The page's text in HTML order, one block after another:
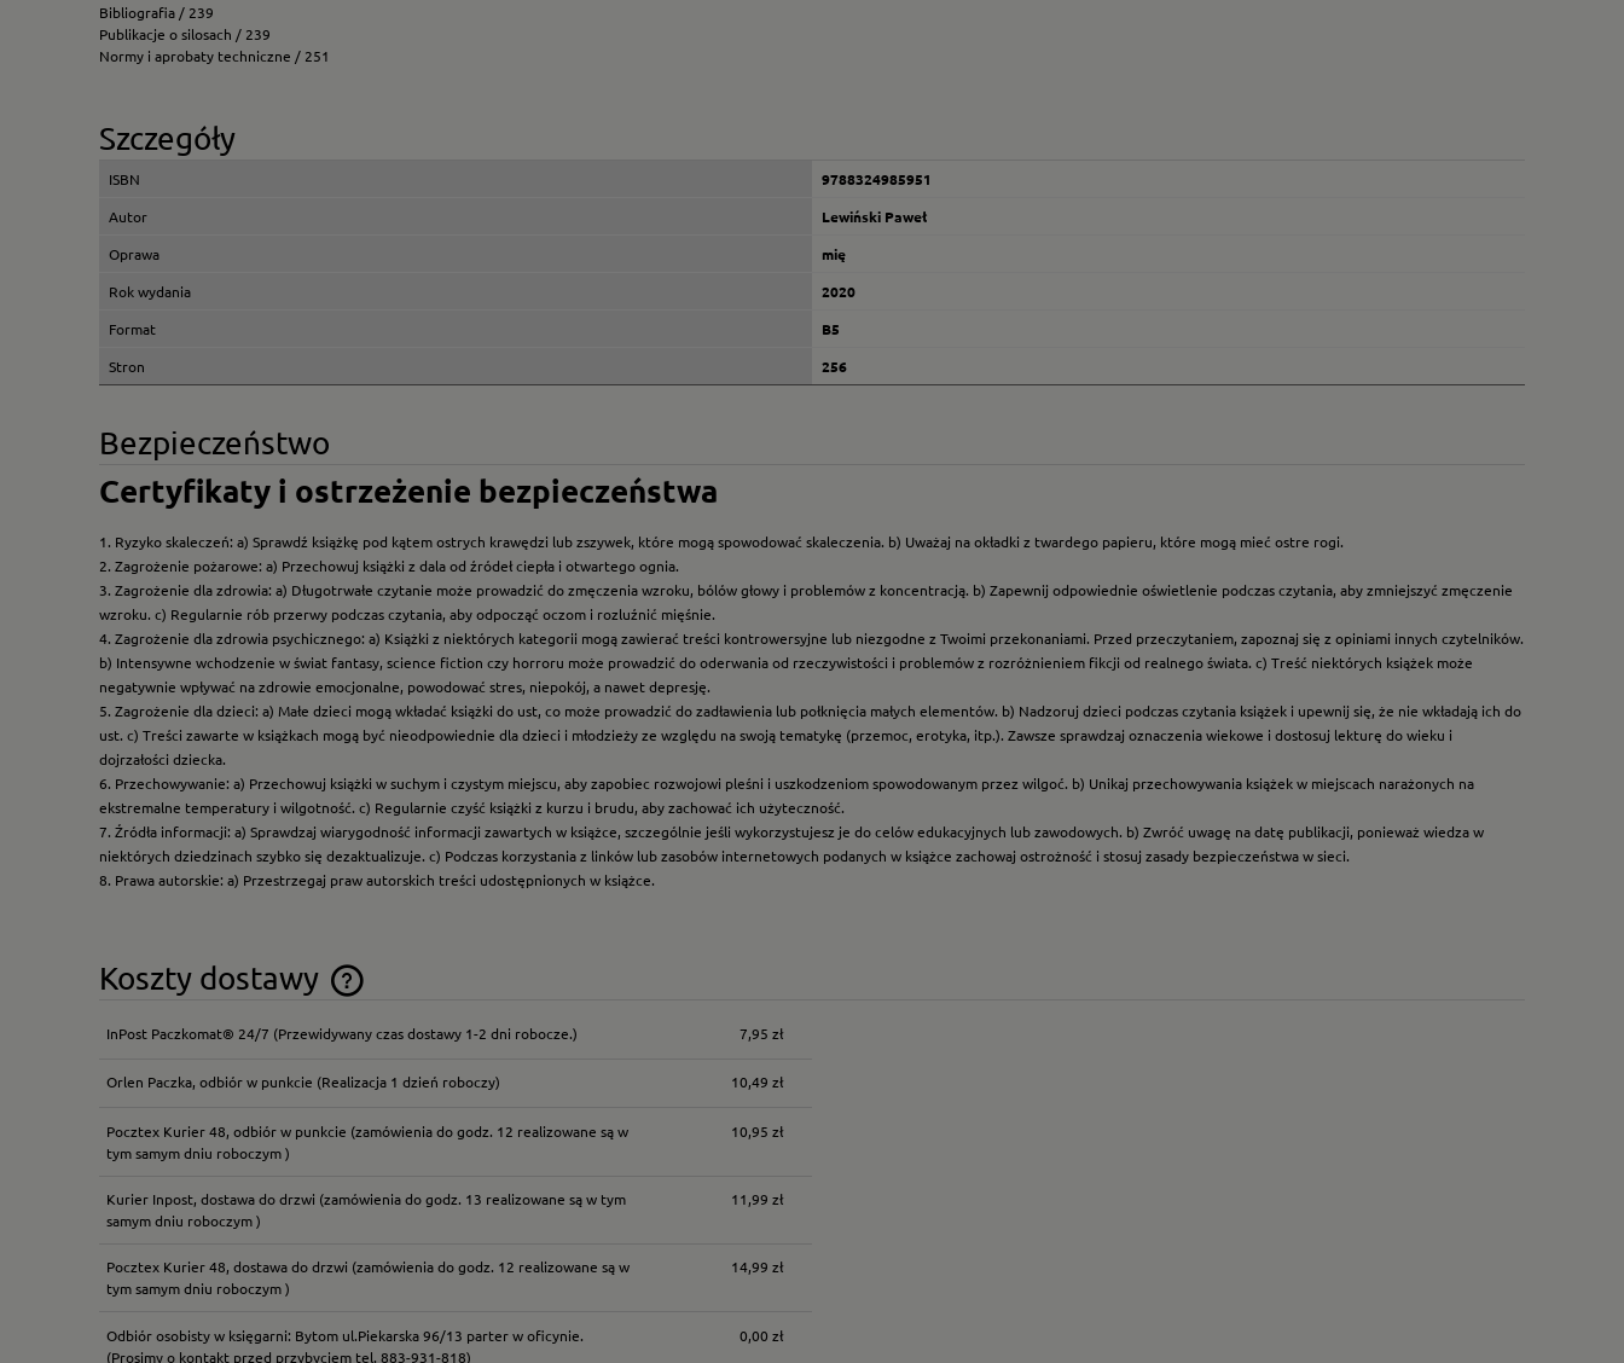
Bibliografia / 239
Publikacje o silosach / 239
Normy i aprobaty techniczne / 251
Szczegóły
ISBN
9788324985951
Autor
Lewiński Paweł
Oprawa
mię
Rok wydania
2020
Format
B5
Stron
256
Bezpieczeństwo
Certyfikaty i ostrzeżenie bezpieczeństwa
1. Ryzyko skaleczeń: a) Sprawdź książkę pod kątem ostrych krawędzi lub zszywek, które mogą spowodować skaleczenia. b) Uważaj na okładki z twardego papieru, które mogą mieć ostre rogi.
2. Zagrożenie pożarowe: a) Przechowuj książki z dala od źródeł ciepła i otwartego ognia.
3. Zagrożenie dla zdrowia: a) Długotrwałe czytanie może prowadzić do zmęczenia wzroku, bólów głowy i problemów z koncentracją. b) Zapewnij odpowiednie oświetlenie podczas czytania, aby zmniejszyć zmęczenie
wzroku. c) Regularnie rób przerwy podczas czytania, aby odpocząć oczom i rozluźnić mięśnie.
4. Zagrożenie dla zdrowia psychicznego: a) Książki z niektórych kategorii mogą zawierać treści kontrowersyjne lub niezgodne z Twoimi przekonaniami. Przed przeczytaniem, zapoznaj się z opiniami innych czytelników.
b) Intensywne wchodzenie w świat fantasy, science fiction czy horroru może prowadzić do oderwania od rzeczywistości i problemów z rozróżnieniem fikcji od realnego świata. c) Treść niektórych książek może
negatywnie wpływać na zdrowie emocjonalne, powodować stres, niepokój, a nawet depresję.
5. Zagrożenie dla dzieci: a) Małe dzieci mogą wkładać książki do ust, co może prowadzić do zadławienia lub połknięcia małych elementów. b) Nadzoruj dzieci podczas czytania książek i upewnij się, że nie wkładają ich do
ust. c) Treści zawarte w książkach mogą być nieodpowiednie dla dzieci i młodzieży ze względu na swoją tematykę (przemoc, erotyka, itp.). Zawsze sprawdzaj oznaczenia wiekowe i dostosuj lekturę do wieku i
dojrzałości dziecka.
6. Przechowywanie: a) Przechowuj książki w suchym i czystym miejscu, aby zapobiec rozwojowi pleśni i uszkodzeniom spowodowanym przez wilgoć. b) Unikaj przechowywania książek w miejscach narażonych na
ekstremalne temperatury i wilgotność. c) Regularnie czyść książki z kurzu i brudu, aby zachować ich użyteczność.
7. Źródła informacji: a) Sprawdzaj wiarygodność informacji zawartych w książce, szczególnie jeśli wykorzystujesz je do celów edukacyjnych lub zawodowych. b) Zwróć uwagę na datę publikacji, ponieważ wiedza w
niektórych dziedzinach szybko się dezaktualizuje. c) Podczas korzystania z linków lub zasobów internetowych podanych w książce zachowaj ostrożność i stosuj zasady bezpieczeństwa w sieci.
8. Prawa autorskie: a) Przestrzegaj praw autorskich treści udostępnionych w książce.
Koszty dostawy
Cena nie zawiera ewentualnych kosztów
InPost Paczkomat® 24/7 (Przewidywany czas dostawy 1-2 dni robocze.) 7,95 zł
Orlen Paczka, odbiór w punkcie (Realizacja 1 dzień roboczy) 10,49 zł
Pocztex Kurier 48, odbiór w punkcie (zamówienia do godz. 12 realizowane są w
tym samym dniu roboczym )
10,95 zł
Kurier Inpost, dostawa do drzwi (zamówienia do godz. 13 realizowane są w tym
samym dniu roboczym )
11,99 zł
Pocztex Kurier 48, dostawa do drzwi (zamówienia do godz. 12 realizowane są w
tym samym dniu roboczym )
14,99 zł
Odbiór osobisty w księgarni: Bytom ul.Piekarska 96/13 parter w oficynie.
(Prosimy o kontakt przed przybyciem tel. 883-931-818)
0,00 zł